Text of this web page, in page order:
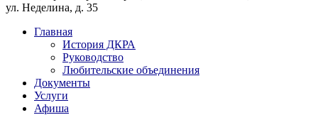
ул. Неделина, д. 35
Главная
История ДКРА
Руководство
Любительские объединения
Документы
Услуги
Афиша